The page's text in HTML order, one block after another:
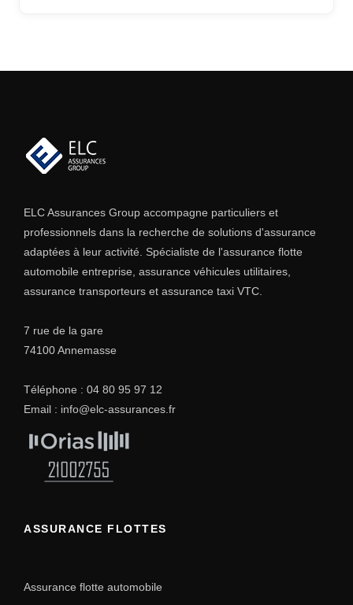
ELC Assurances Group accompagne particuliers et
professionnels dans la recherche de solutions d'assurance
adaptées à leur activité. Spécialiste de l'assurance flotte
automobile entreprise, assurance véhicules utilitaires,
assurance transporteurs et assurance taxi VTC.
7 rue de la gare
74100 Annemasse
Téléphone : 04 80 95 97 12
Email : info@elc-assurances.fr
ASSURANCE FLOTTES
Assurance flotte automobile